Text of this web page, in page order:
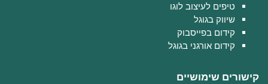
טיפים לעיצוב לוגו
שיווק בגוגל
קידום בפייסבוק
קידום אורגני בגוגל
קישורים שימושיים